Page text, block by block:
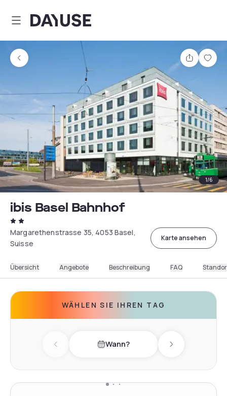
Dayuse
Teilen
1/6
ibis Basel Bahnhof
Margarethenstrasse 35, 4053 Basel,
Suisse
Karte ansehen
Übersicht Angebote Beschreibung FAQ
WÄHLEN SIE IHREN TAG
Previous day Wann? Next day